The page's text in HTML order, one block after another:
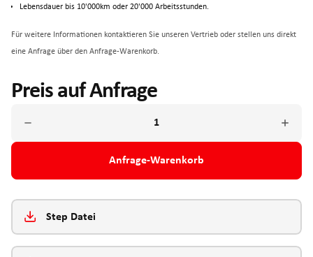
Lebensdauer bis 10'000km oder 20'000 Arbeitsstunden.
Für weitere Informationen kontaktieren Sie unseren Vertrieb oder stellen uns direkt
eine Anfrage über den Anfrage-Warenkorb.
Preis auf Anfrage
Anfrage-Warenkorb
Step Datei